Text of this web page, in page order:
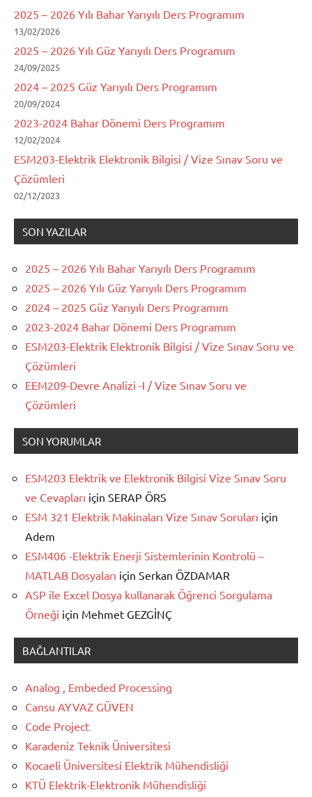
2025 – 2026 Yılı Bahar Yarıyılı Ders Programım
13/02/2026
2025 – 2026 Yılı Güz Yarıyılı Ders Programım
24/09/2025
2024 – 2025 Güz Yarıyılı Ders Programım
20/09/2024
2023-2024 Bahar Dönemi Ders Programım
12/02/2024
ESM203-Elektrik Elektronik Bilgisi / Vize Sınav Soru ve
Çözümleri
02/12/2023
SON YAZILAR
2025 – 2026 Yılı Bahar Yarıyılı Ders Programım
2025 – 2026 Yılı Güz Yarıyılı Ders Programım
2024 – 2025 Güz Yarıyılı Ders Programım
2023-2024 Bahar Dönemi Ders Programım
ESM203-Elektrik Elektronik Bilgisi / Vize Sınav Soru ve
Çözümleri
EEM209-Devre Analizi -I / Vize Sınav Soru ve
Çözümleri
SON YORUMLAR
ESM203 Elektrik ve Elektronik Bilgisi Vize Sınav Soru
ve Cevapları için SERAP ÖRS
ESM 321 Elektrik Makinaları Vize Sınav Soruları için
Adem
ESM406 -Elektrik Enerji Sistemlerinin Kontrolü –
MATLAB Dosyaları için Serkan ÖZDAMAR
ASP ile Excel Dosya kullanarak Öğrenci Sorgulama
Örneği için Mehmet GEZGİNÇ
BAĞLANTILAR
Analog , Embeded Processing
Cansu AYVAZ GÜVEN
Code Project
Karadeniz Teknik Üniversitesi
Kocaeli Üniversitesi Elektrik Mühendisliği
KTÜ Elektrik-Elektronik Mühendisliği